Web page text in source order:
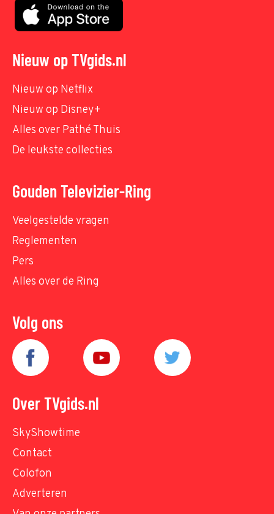
Nieuw op TVgids.nl
Nieuw op Netflix
Nieuw op Disney+
Alles over Pathé Thuis
De leukste collecties
Gouden Televizier-Ring
Veelgestelde vragen
Reglementen
Pers
Alles over de Ring
Volg ons
Over TVgids.nl
SkyShowtime
Contact
Colofon
Adverteren